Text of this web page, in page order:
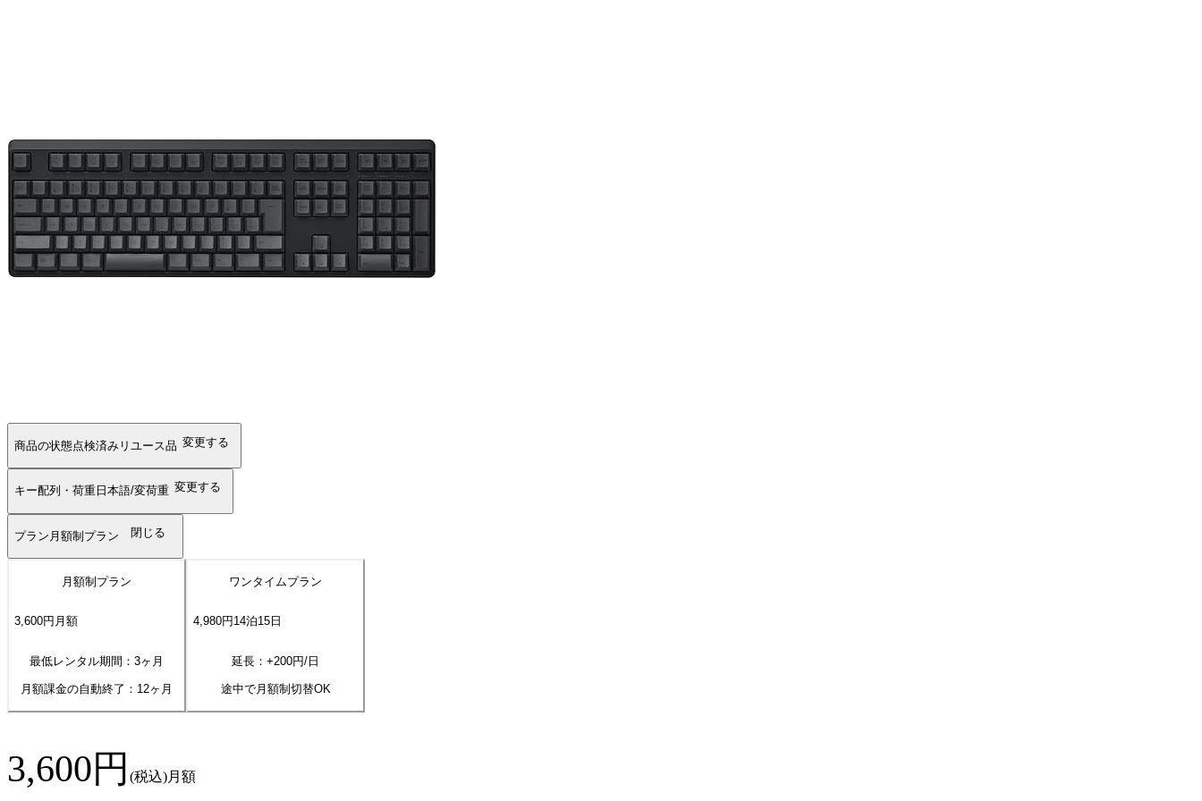
商品の状態点検済みリユース品 変更する
キー配列・荷重 日本語/変荷重 変更する
プラン 月額制プラン 閉じる
月額制プラン
3,600円 月額
最低レンタル期間：3ヶ月
月額課金の自動終了： 12ヶ月
ワンタイムプラン
4,980円 14泊15 日
延長：+200円/日
途中で月額制切替OK
3,600円 (税込)月額